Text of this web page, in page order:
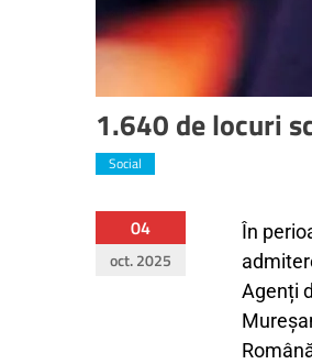
1.640 de locuri
Social
04
oct. 2025
În
Agenți